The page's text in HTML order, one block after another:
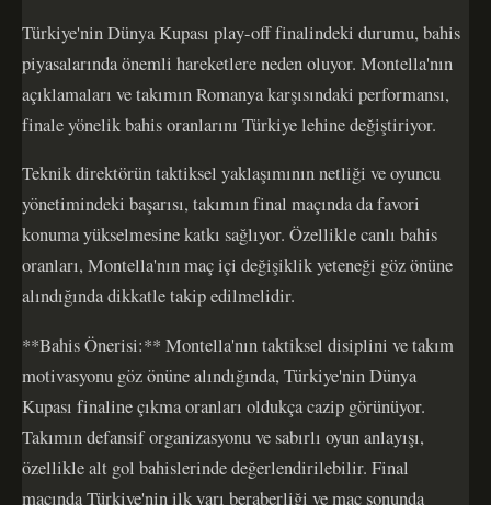
Türkiye'nin Dünya Kupası play-off finalindeki durumu, bahis
piyasalarında önemli hareketlere neden oluyor. Montella'nın
açıklamaları ve takımın Romanya karşısındaki performansı,
finale yönelik bahis oranlarını Türkiye lehine değiştiriyor.
Teknik direktörün taktiksel yaklaşımının netliği ve oyuncu
yönetimindeki başarısı, takımın final maçında da favori
konuma yükselmesine katkı sağlıyor. Özellikle canlı bahis
oranları, Montella'nın maç içi değişiklik yeteneği göz önüne
alındığında dikkatle takip edilmelidir.
**Bahis Önerisi:** Montella'nın taktiksel disiplini ve takım
motivasyonu göz önüne alındığında, Türkiye'nin Dünya
Kupası finaline çıkma oranları oldukça cazip görünüyor.
Takımın defansif organizasyonu ve sabırlı oyun anlayışı,
özellikle alt gol bahislerinde değerlendirilebilir. Final
maçında Türkiye'nin ilk yarı beraberliği ve maç sonunda